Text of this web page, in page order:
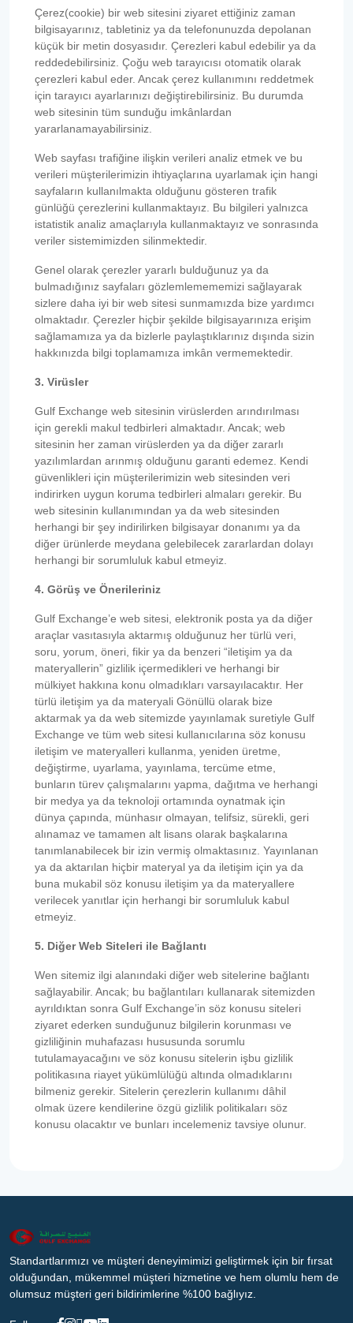
Çerez(cookie) bir web sitesini ziyaret ettiğiniz zaman
bilgisayarınız, tabletiniz ya da telefonunuzda depolanan
küçük bir metin dosyasıdır. Çerezleri kabul edebilir ya da
reddedebilirsiniz. Çoğu web tarayıcısı otomatik olarak
çerezleri kabul eder. Ancak çerez kullanımını reddetmek
için tarayıcı ayarlarınızı değiştirebilirsiniz. Bu durumda
web sitesinin tüm sunduğu imkânlardan
yararlanamayabilirsiniz.
Web sayfası trafiğine ilişkin verileri analiz etmek ve bu
verileri müşterilerimizin ihtiyaçlarına uyarlamak için hangi
sayfaların kullanılmakta olduğunu gösteren trafik
günlüğü çerezlerini kullanmaktayız. Bu bilgileri yalnızca
istatistik analiz amaçlarıyla kullanmaktayız ve sonrasında
veriler sistemimizden silinmektedir.
Genel olarak çerezler yararlı bulduğunuz ya da
bulmadığınız sayfaları gözlemlemememizi sağlayarak
sizlere daha iyi bir web sitesi sunmamızda bize yardımcı
olmaktadır. Çerezler hiçbir şekilde bilgisayarınıza erişim
sağlamamıza ya da bizlerle paylaştıklarınız dışında sizin
hakkınızda bilgi toplamamıza imkân vermemektedir.
3. Virüsler
Gulf Exchange web sitesinin virüslerden arındırılması
için gerekli makul tedbirleri almaktadır. Ancak; web
sitesinin her zaman virüslerden ya da diğer zararlı
yazılımlardan arınmış olduğunu garanti edemez. Kendi
güvenlikleri için müşterilerimizin web sitesinden veri
indirirken uygun koruma tedbirleri almaları gerekir. Bu
web sitesinin kullanımından ya da web sitesinden
herhangi bir şey indirilirken bilgisayar donanımı ya da
diğer ürünlerde meydana gelebilecek zararlardan dolayı
herhangi bir sorumluluk kabul etmeyiz.
4. Görüş ve Önerileriniz
Gulf Exchange’e web sitesi, elektronik posta ya da diğer
araçlar vasıtasıyla aktarmış olduğunuz her türlü veri,
soru, yorum, öneri, fikir ya da benzeri “iletişim ya da
materyallerin” gizlilik içermedikleri ve herhangi bir
mülkiyet hakkına konu olmadıkları varsayılacaktır. Her
türlü iletişim ya da materyali Gönüllü olarak bize
aktarmak ya da web sitemizde yayınlamak suretiyle Gulf
Exchange ve tüm web sitesi kullanıcılarına söz konusu
iletişim ve materyalleri kullanma, yeniden üretme,
değiştirme, uyarlama, yayınlama, tercüme etme,
bunların türev çalışmalarını yapma, dağıtma ve herhangi
bir medya ya da teknoloji ortamında oynatmak için
dünya çapında, münhasır olmayan, telifsiz, sürekli, geri
alınamaz ve tamamen alt lisans olarak başkalarına
tanımlanabilecek bir izin vermiş olmaktasınız. Yayınlanan
ya da aktarılan hiçbir materyal ya da iletişim için ya da
buna mukabil söz konusu iletişim ya da materyallere
verilecek yanıtlar için herhangi bir sorumluluk kabul
etmeyiz.
5. Diğer Web Siteleri ile Bağlantı
Wen sitemiz ilgi alanındaki diğer web sitelerine bağlantı
sağlayabilir. Ancak; bu bağlantıları kullanarak sitemizden
ayrıldıktan sonra Gulf Exchange’in söz konusu siteleri
ziyaret ederken sunduğunuz bilgilerin korunması ve
gizliliğinin muhafazası hususunda sorumlu
tutulamayacağını ve söz konusu sitelerin işbu gizlilik
politikasına riayet yükümlülüğü altında olmadıklarını
bilmeniz gerekir. Sitelerin çerezlerin kullanımı dâhil
olmak üzere kendilerine özgü gizlilik politikaları söz
konusu olacaktır ve bunları incelemeniz tavsiye olunur.
Standartlarımızı ve müşteri deneyimimizi geliştirmek için bir fırsat
olduğundan, mükemmel müşteri hizmetine ve hem olumlu hem de
olumsuz müşteri geri bildirimlerine %100 bağlıyız.